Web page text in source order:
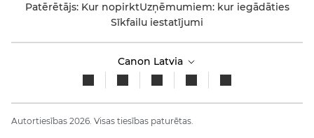
Patērētājs: Kur nopirktUzņēmumiem: kur iegādāties
Sīkfailu iestatījumi
Canon Latvia
Autortiesības 2026. Visas tiesības paturētas.